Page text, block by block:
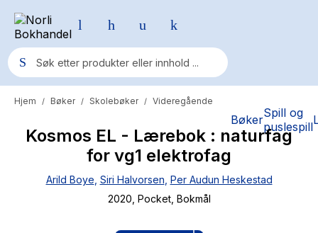
BøkerSpill og
puslespill
Populære søk
Pokemon
Fury Bound - Sable Sorensen
Hjem / Bøker / Skolebøker / Videregående
Kosmos EL - Lærebok : naturfag
for vg1 elektrofag
Arild Boye Siri Halvorsen Per Audun Heskestad
2020 , Pocket, Bokmål